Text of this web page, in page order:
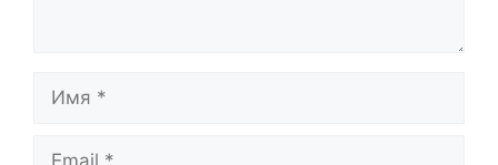
Имя
Email